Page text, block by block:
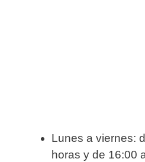
Lunes a viernes:
horas y de 16:00